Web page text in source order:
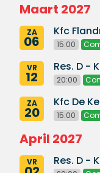
Maart 2027
ZA
06
Kfc
15:00
VR
12
Res. D -
20:00
ZA
20
Kfc De
15:00
April 2027
VR Res. D -